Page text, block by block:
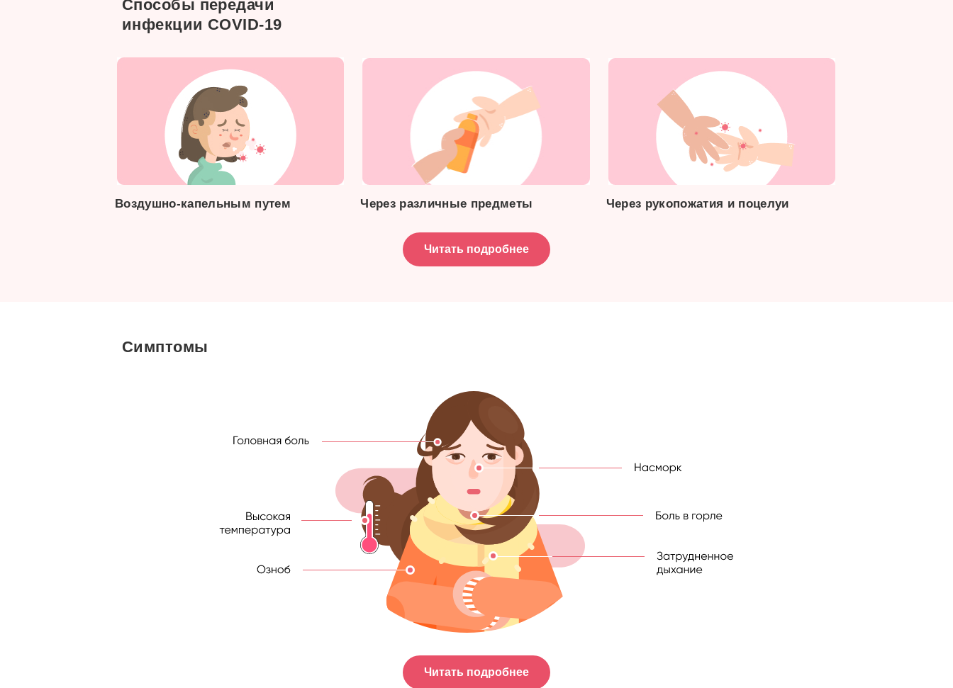
Способы передачи
инфекции COVID-19
Воздушно-капельным путем Через различные предметы Через рукопожатия и поцелуи
Читать подробнее
Симптомы
Читать подробнее